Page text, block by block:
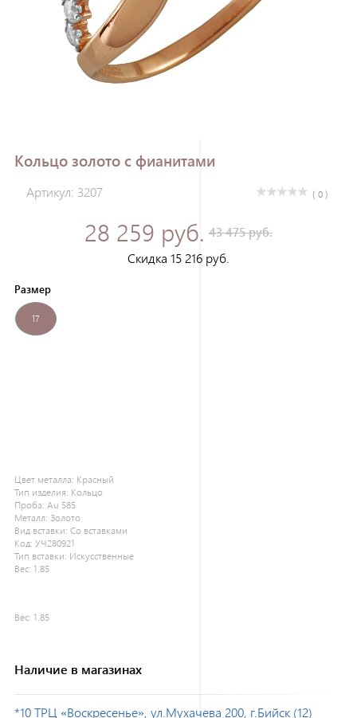
Кольцо золото с фианитами
Артикул: 3207 ( 0 )
28 259 руб. 43 475 руб.
Скидка 15 216 руб.
Размер
17
Цвет металла: Красный
Тип изделия: Кольцо
Проба: Au 585
Металл: Золото
Вид вставки: Со вставками
Код: УЧ280921
Тип вставки: Искусственные
Вес: 1.85
Вес: 1.85
Наличие в магазинах
*10 ТРЦ «Воскресенье», ул.Мухачева 200, г.Бийск (12)
Зарегистрироваться